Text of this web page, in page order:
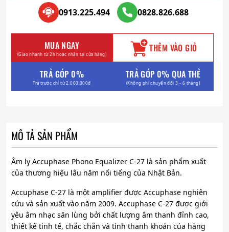
0913.225.494 0828.826.688
MUA NGAY
(Giao nhanh từ 2h hoặc nhận tại cửa hàng) THÊM VÀO GIỎ
TRẢ GÓP 0%
Trả trước chỉ từ 2.000.000đ
TRẢ GÓP 0% QUA THẺ
(Không phí chuyển đổi 3 - 6 tháng)
MÔ TẢ SẢN PHẨM
Âm ly Accuphase Phono Equalizer C-27 là sản phẩm xuất
của thương hiệu lâu năm nổi tiếng của Nhật Bản.
Accuphase C-27 là một amplifier được Accuphase nghiên
cứu và sản xuất vào năm 2009. Accuphase C-27 được giới
yêu âm nhạc săn lùng bởi chất lượng âm thanh đỉnh cao,
thiết kế tinh tế, chắc chắn và tính thanh khoản của hàng